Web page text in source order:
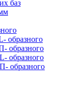
баз
образного
образного
образного
образного